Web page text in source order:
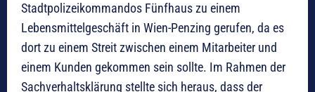
Stadtpolizeikommandos Fünfhaus zu einem
Lebensmittelgeschäft in Wien-Penzing gerufen, da es
dort zu einem Streit zwischen einem Mitarbeiter und
einem Kunden gekommen sein sollte. Im Rahmen der
Sachverhaltsklärung stellte sich heraus, dass der